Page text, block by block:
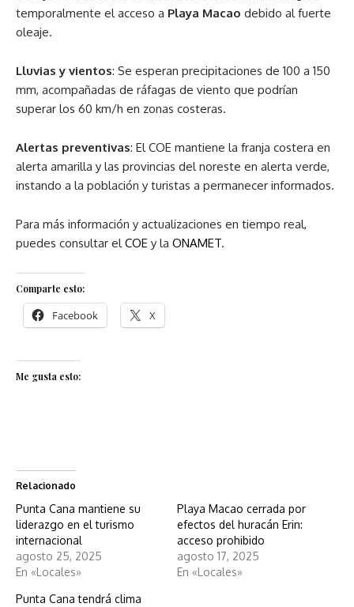
temporalmente el acceso a Playa Macao debido al fuerte
oleaje.
Lluvias y vientos: Se esperan precipitaciones de 100 a 150
mm, acompañadas de ráfagas de viento que podrían
superar los 60 km/h en zonas costeras.
Alertas preventivas: El COE mantiene la franja costera en
alerta amarilla y las provincias del noreste en alerta verde,
instando a la población y turistas a permanecer informados.
Para más información y actualizaciones en tiempo real,
puedes consultar elCOE y la ONAMET.
Comparte esto:
Facebook X
Me gusta esto:
Relacionado
Punta Cana mantiene su
liderazgo en el turismo
internacional
agosto 25, 2025
En «Locales»
Playa Macao cerrada por
efectos del huracán Erin:
acceso prohibido
agosto 17, 2025
En «Locales»
Punta Cana tendrá clima